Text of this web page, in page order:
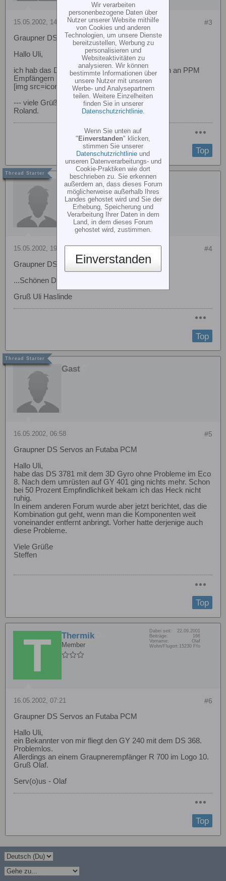
#3
15.05.2002, 14:02
Graupner DS Servos an Futaba PCM
Hallo Uli,
ich hab das DS361 an einem R148DP und auch an PPM
Empfängern betrieben. Keine Probleme.
[img src=icon_smile.gif border=0 align=middle]
--- viele Grüße,
Roland.
Top
Uli Haslinde
#4
15.05.2002, 19:57
Graupner DS Servos an Futaba PCM
...Schönen Dank für die Infos.
Gruß Uli Haslinde
Top
Gast
#5
16.05.2002, 06:58
Graupner DS Servos an Futaba PCM
Hallo Uli,
habe das DS 3781 mit dem 3D Gyro ohne Probleme im Eco
8. Nach dem umrüsten auf GY 401 ging nichts mehr. Schon
bei 50 Prozent Empfindlichkeit bekam ich das Heck nicht
ruhig.
In einem anderen Forum wurde aber jetzt berichtet, das die
Kombination gut geht, wenn man die Komponenten weit
voneinander entfernt anbringt. Vorher hatte derjenige auch
diese Probleme.
Viele Grüße
Steffen
Top
Thermik
Member
Dabei seit:
22.09.2001
Beiträge:
166
Vorname:
Olaf
Wohn/Flugort: 15230 Ffo
#6
16.05.2002, 07:21
Graupner DS Servos an Futaba PCM
Hallo Uli,
ein Bekannter von mir fliegt den GY 240 mit dem DS 368.
Problemlos.
Allerdings an einem Graupnerempfänger R 700 im Logo 10.
Gruß Olaf.
Serv(o)us - Olaf
Top
Wir verarbeiten
personenbezogene Daten über
Nutzer unserer Website mithilfe
von Cookies und anderen
Technologien, um unsere Dienste
bereitzustellen, Werbung zu
personalisieren und
Websiteaktivitäten zu
analysieren. Wir können
bestimmte Informationen über
unsere Nutzer mit unseren
Werbe- und Analysepartnern
teilen. Weitere Einzelheiten
finden Sie in unserer
Datenschutzrichtlinie.
Wenn Sie unten auf
" Einverstanden" klicken,
stimmen Sie unserer
Datenschutzrichtlinie und
unseren Datenverarbeitungs- und
Cookie-Praktiken wie dort
beschrieben zu. Sie erkennen
außerdem an, dass dieses Forum
möglicherweise außerhalb Ihres
Landes gehostet wird und Sie der
Erhebung, Speicherung und
Verarbeitung Ihrer Daten in dem
Land, in dem dieses Forum
gehostet wird, zustimmen.
Einverstanden